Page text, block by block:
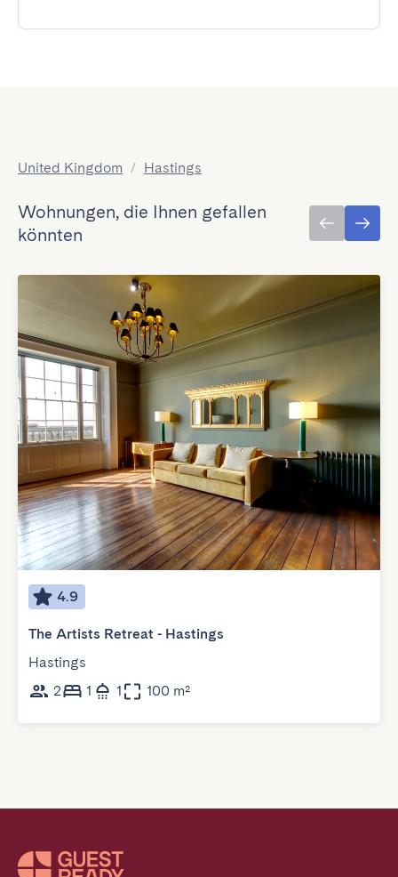
United Kingdom / Hastings
Wohnungen, die Ihnen gefallen
könnten
4.9
The Artists Retreat - Hastings
Hastings
2
1 1 100 m²